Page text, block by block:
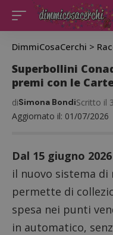
DimmiCosaCerchi >
Superbollini
premi con le
Aggiornato il: 01/07/2026
diSimona BondiScritto il
Dal 15 giugno 2026
il nuovo sistema
permette di
spesa nei punti
in automatico,